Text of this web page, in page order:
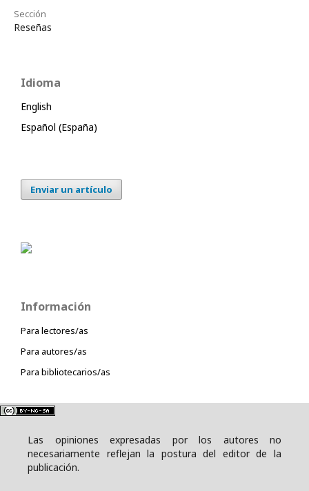
Sección
Reseñas
Idioma
English
Español (España)
Enviar un artículo
Información
Para lectores/as
Para autores/as
Para bibliotecarios/as
Las opiniones expresadas por los autores no
necesariamente reflejan la postura del editor de la
publicación.